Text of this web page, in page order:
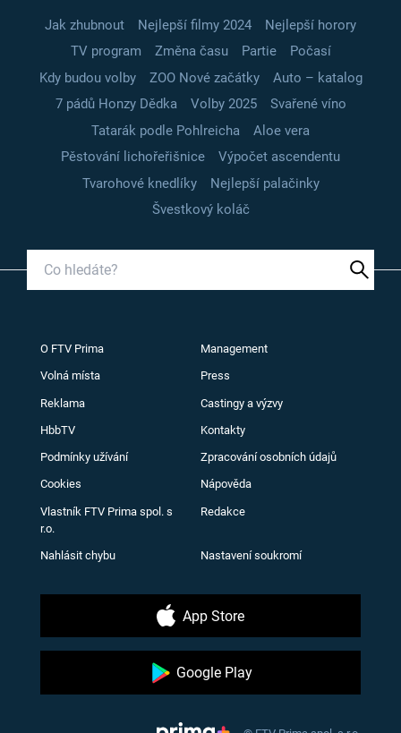
Jak zhubnout Nejlepší filmy 2024
Nejlepší horory
TV program
Změna času Partie
Počasí
Kdy budou volby
ZOO Nové začátky
Auto – katalog
7 pádů Honzy Dědka
Volby 2025
Svařené víno
Tatarák podle Pohlreicha
Aloe vera
Pěstování lichořeřišnice
Výpočet ascendentu
Tvarohové knedlíky
Nejlepší palačinky
Švestkový koláč
O FTV Prima Management
Volná místa Press
Reklama Castingy a výzvy
HbbTV Kontakty
Podmínky užívání Zpracování osobních údajů
Cookies Nápověda
Vlastník FTV Prima spol. s
r.o.
Redakce
Nahlásit chybu Nastavení soukromí
App Store
Google Play